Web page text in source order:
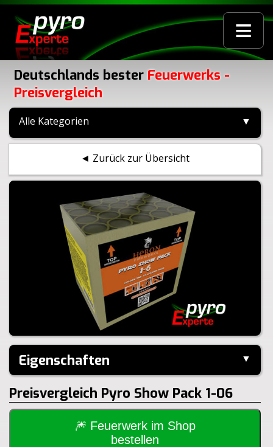
≡
Deutschlands bester Feuerwerks -
Preisvergleich
Alle Kategorien ▼
◄ Zurück zur Übersicht
Eigenschaften ▼
Hersteller:
Heron
Performance:
I-Shape
Kaliber:
30mm
Schuss:
20
40m
20sek
Preisvergleich Pyro Show Pack 1-06
🎆 Feuerwerk im Shop
bestellen